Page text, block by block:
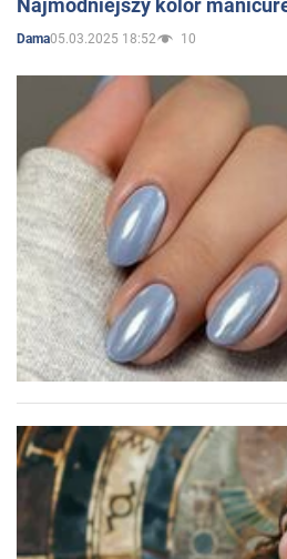
Najmodniejszy kolor
Dama05.03.2025 18:52 10